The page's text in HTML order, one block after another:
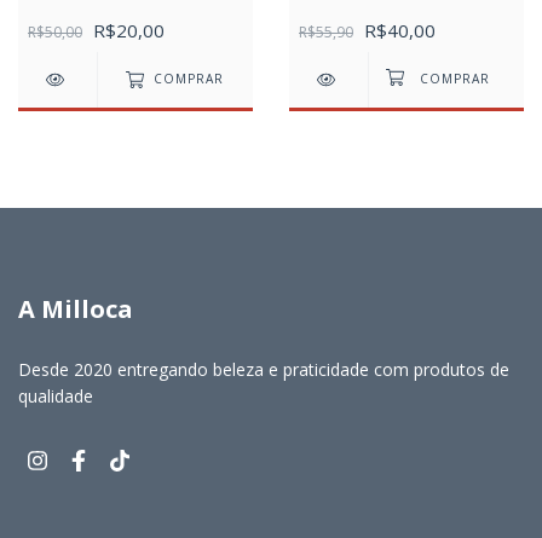
R$50,00 R$20,00
COMPRAR
R$55,90 R$40,00
A Milloca
Desde 2020 entregando beleza e praticidade com produtos de
qualidade